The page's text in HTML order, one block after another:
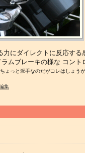
にダイレクトに反応する
ムブレーキの様な コン
ょっと派手なのだがコレはしょう
集